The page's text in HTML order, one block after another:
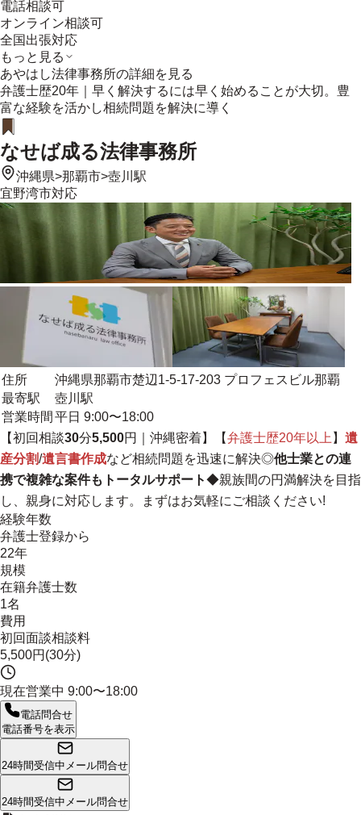
電話相談可
オンライン相談可
全国出張対応
もっと見る
あやはし法律事務所の詳細を見る
弁護士歴20年｜早く解決するには早く始めることが大切。豊
富な経験を活かし相続問題を解決に導く
なせば成る法律事務所
沖縄県>那覇市>壺川駅
宜野湾市対応
住所
沖縄県那覇市楚辺1-5-17-203 プロフェスビル那覇
最寄駅
壺川駅
営業時間 平日 9:00〜18:00
【初回相談30分5,500円｜ 沖縄密着】【弁護士歴20年以上 】 遺
産分割/遺言書作成など相続問題を迅速に解決◎他士業との連
携で複雑な案件もトータルサポート◆親族間の円満解決を目指
し、親身に対応します。まずはお気軽にご相談ください!
経験年数
弁護士登録から
22年
規模
在籍弁護士数
1名
費用
初回面談相談料
5,500円(30分)
現在営業中 9:00〜18:00
電話問合せ
電話番号を表示
24時間受信中 メール問合せ
24時間受信中 メール問合せ